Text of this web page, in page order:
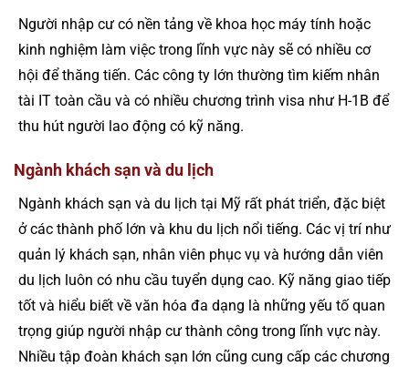
Người nhập cư có nền tảng về khoa học máy tính hoặc
kinh nghiệm làm việc trong lĩnh vực này sẽ có nhiều cơ
hội để thăng tiến. Các công ty lớn thường tìm kiếm nhân
tài IT toàn cầu và có nhiều chương trình visa như H-1B để
thu hút người lao động có kỹ năng.
Ngành khách sạn và du lịch
Ngành khách sạn và du lịch tại Mỹ rất phát triển, đặc biệt
ở các thành phố lớn và khu du lịch nổi tiếng. Các vị trí như
quản lý khách sạn, nhân viên phục vụ và hướng dẫn viên
du lịch luôn có nhu cầu tuyển dụng cao. Kỹ năng giao tiếp
tốt và hiểu biết về văn hóa đa dạng là những yếu tố quan
trọng giúp người nhập cư thành công trong lĩnh vực này.
Nhiều tập đoàn khách sạn lớn cũng cung cấp các chương